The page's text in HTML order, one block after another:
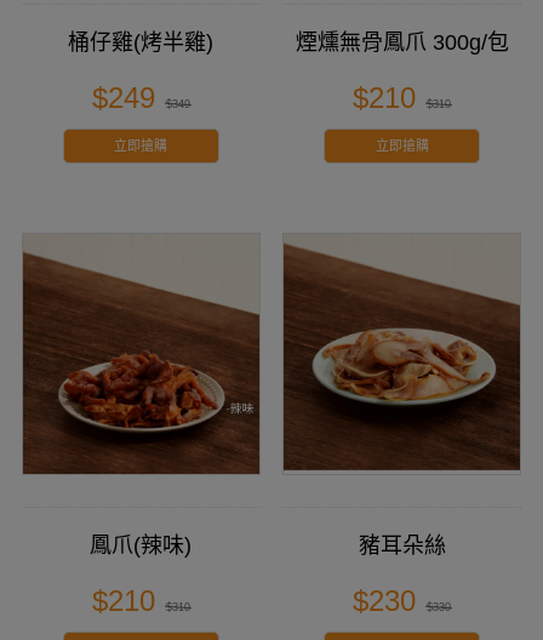
桶仔雞(烤半雞)
$249 $349
立即搶購
煙燻無骨鳳爪 300g/包
$210 $310
立即搶購
鳳爪(辣味)
$210 $310
豬耳朵絲
$230 $330